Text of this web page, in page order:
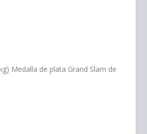
Medalla de plata Grand Slam de